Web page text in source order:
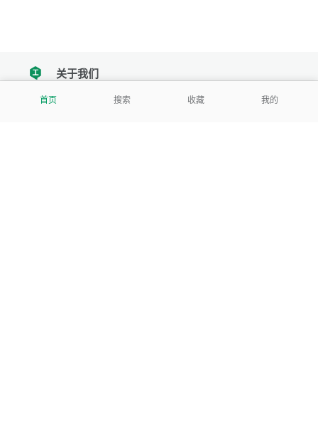
首页 搜索 收藏 我的
tencent关于我们
我们努力把每一个工具做成批量处理的产品